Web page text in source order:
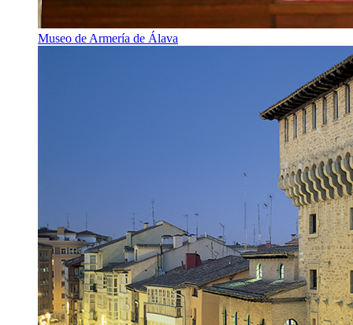
Museo de Armería de Álava